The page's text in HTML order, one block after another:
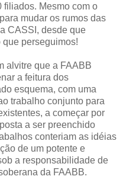
filiados. Mesmo com o
mudar os rumos das
CASSI, desde que
perseguimos!
alvitre que a FAABB
a feitura dos
esquema, com uma
trabalho conjunto para
a começar por
a ser preenchido
conteriam as idéias
de um potente e
a responsabilidade de
da FAABB.